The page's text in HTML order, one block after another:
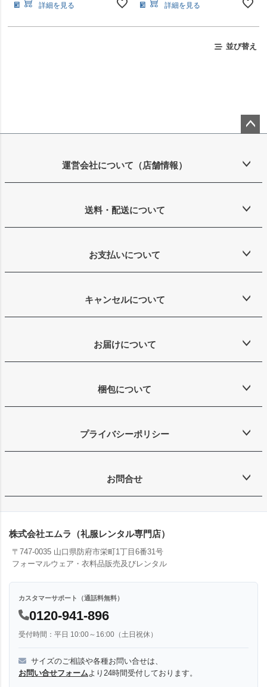
詳細を見る 詳細を見る
並び替え
ップ
運営会社について（店舗情報）
送料・配送について
お支払いについて
キャンセルについて
お届けについて
梱包について
プライバシーポリシー
お問合せ
株式会社エムラ（礼服レンタル専門店）
〒747-0035 山口県防府市栄町1丁目6番31号
フォーマルウェア・衣料品販売及びレンタル
カスタマーサポート（通話料無料）
0120-941-896
受付時間：平日 10:00～16:00（土日祝休）
サイズのご相談や各種お問い合せは、
お問い合せフォーム より24時間受付しております。